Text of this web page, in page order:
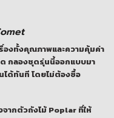
งทั้งคุณภาพและความคุ้มค่า
กลองชุดรุ่นนี้ออกแบบมา
ได้ทันที โดยไม่ต้องซื้อ
ากตัวถังไม้ Poplar ที่ให้